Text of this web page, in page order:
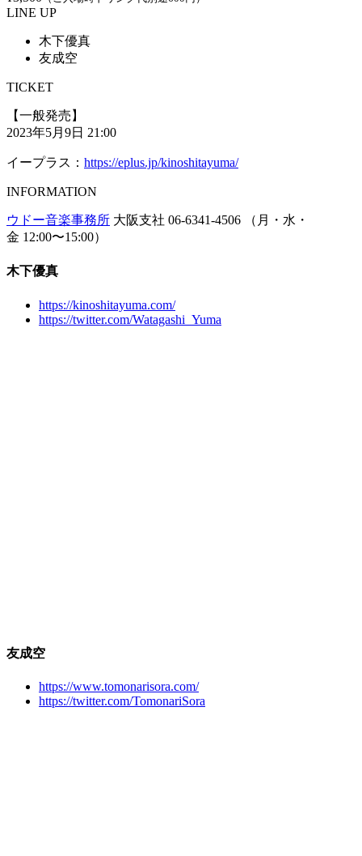
LINE UP
木下優真
友成空
TICKET
【一般発売】
2023年5月9日 21:00
イープラス： https://eplus.jp/kinoshitayuma/
INFORMATION
ウドー音楽事務所 大阪支社 06-6341-4506 （月・水・
金 12:00〜15:00）
木下優真
https://kinoshitayuma.com/
https://twitter.com/Watagashi_Yuma
友成空
https://www.tomonarisora.com/
https://twitter.com/TomonariSora